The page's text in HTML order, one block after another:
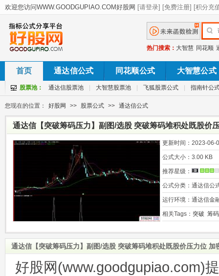
热门搜索： 大智慧 同花顺
首页 通达信公式 同花顺公式 大智慧公式
股票池： 通达信股票池 大智慧股票池 飞狐股票公式 指南针公
您现在的位置： 好股网 >> 股票公式 >> 通达信公式
通达信【突破筹码压力】副图/选股 突破筹码堆积处既股价
更新时间： 2023-06-
公式大小： 3.00 KB
推荐星级：
公式分类： 通达信公
运行环境： 通达信金
相关Tags： 突破 筹码
通达信【突破筹码压力】副图/选股 突破筹码堆积处既股价压力位 加
好股网(www.goodgupiao.com)